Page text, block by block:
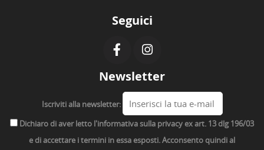
Seguici
Newsletter
Iscriviti alla newsletter:
Dichiaro di aver letto l'informativa sulla privacy ex art. 13 dlg 196/03
e di accettare i termini in essa esposti. Acconsento quindi al